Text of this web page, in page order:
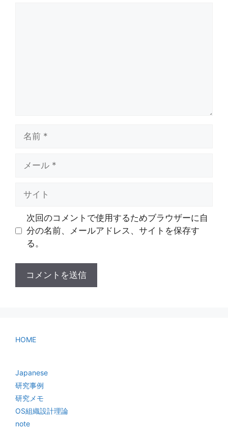
次回のコメントで使用するためブラウザーに自
分の名前、メールアドレス、サイトを保存す
る。
HOME
Japanese
研究事例
研究メモ
OS組織設計理論
note